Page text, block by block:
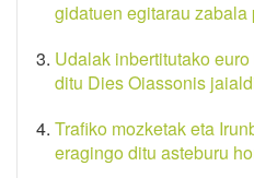
gidatuen egitarau
Udalak inbertitutako
ditu Dies Oiassonis
Trafiko mozketak eta
eragingo ditu asteburu